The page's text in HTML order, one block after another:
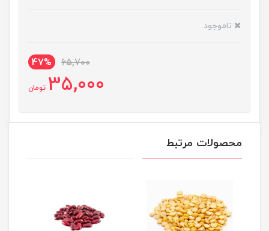
ناموجود
65,700
47%
35,000 تومان
محصولات مرتبط